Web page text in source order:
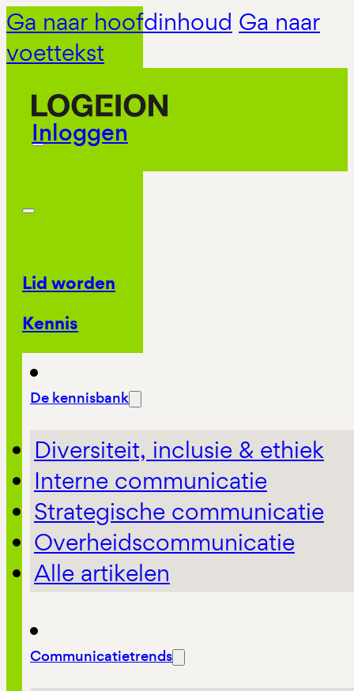
Ga naar hoofdinhoud Ga naar
voettekst
Inloggen
Lid worden
Kennis
De kennisbank
Diversiteit, inclusie & ethiek
Interne communicatie
Strategische communicatie
Overheidscommunicatie
Alle artikelen
Communicatietrends